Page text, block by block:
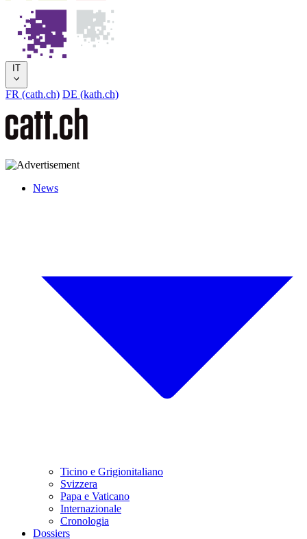
IT
FR (cath.ch) DE (kath.ch)
News
Ticino e Grigionitaliano
Svizzera
Papa e Vaticano
Internazionale
Cronologia
Dossiers